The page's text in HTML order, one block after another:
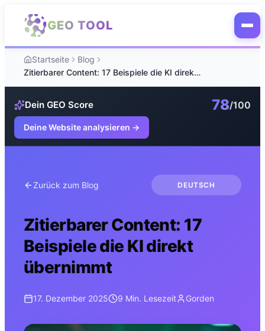
Zum Hauptinhalt springen
GEO TOOL
Startseite
Blog
Zitierbarer Content: 17 Beispiele die KI direkt übernimmt
Dein GEO Score 78/100
Deine Website analysieren →
Zurück zum Blog DEUTSCH
Zitierbarer Content: 17
Beispiele die KI direkt
übernimmt
17. Dezember 2025 9 Min. Lesezeit Gorden